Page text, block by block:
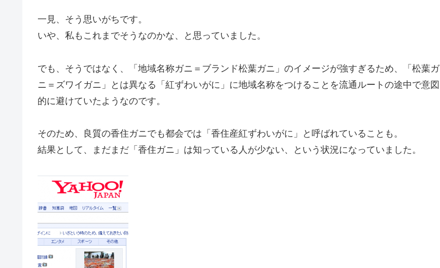
一見、そう思いがちです。
いや、私もこれまでそうなのかな、と思っていました。
でも、そうではなく、「地域名称ガニ＝ブランド松葉ガニ」のイメージが強すぎるため、「松葉ガ
ニ＝ズワイガニ」とは異なる「紅ずわいがに」に地域名称をつけることを流通ルートの途中で意図
的に避けていたようなのです。
そのため、良質の香住ガニでも都会では「香住産紅ずわいがに」と呼ばれていることも。
結果として、まだまだ「香住ガニ」は知っている人が少ない、という状況になっていました。